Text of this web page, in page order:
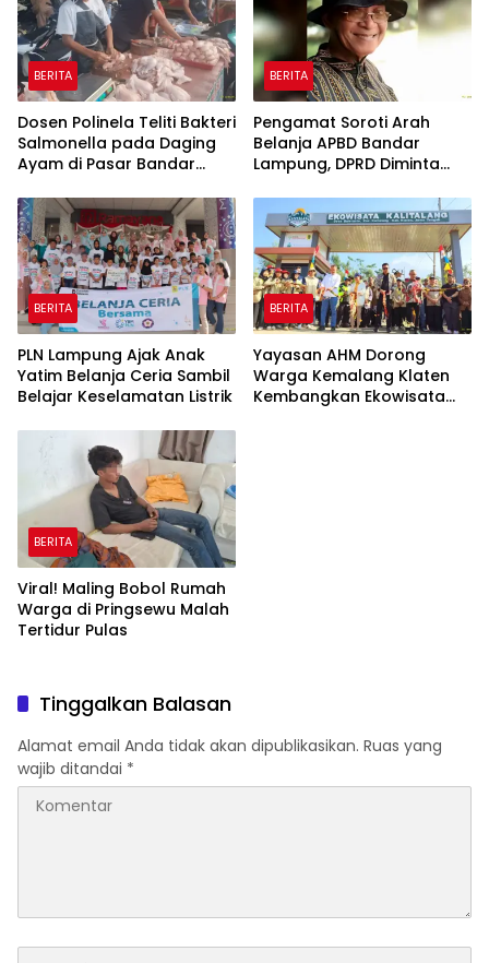
BERITA
Dosen Polinela Teliti Bakteri
Salmonella pada Daging
Ayam di Pasar Bandar
BERITA
Pengamat Soroti Arah
Belanja APBD Bandar
Lampung, DPRD Diminta
BERITA
PLN Lampung Ajak Anak
Yatim Belanja Ceria Sambil
Belajar Keselamatan Listrik
BERITA
Yayasan AHM Dorong
Warga Kemalang Klaten
Kembangkan Ekowisata
BERITA
Viral! Maling Bobol Rumah
Warga di Pringsewu Malah
Tertidur Pulas
Tinggalkan Balasan
Alamat email Anda tidak akan dipublikasikan. Ruas yang
wajib ditandai *